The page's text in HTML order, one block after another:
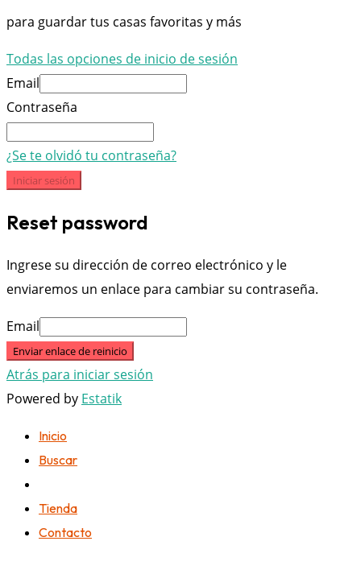
para guardar tus casas favoritas y más
Todas las opciones de inicio de sesión
Email
Contraseña
¿Se te olvidó tu contraseña?
Iniciar sesión
Reset password
Ingrese su dirección de correo electrónico y le
enviaremos un enlace para cambiar su contraseña.
Email
Enviar enlace de reinicio
Atrás para iniciar sesión
Powered by Estatik
Inicio
Buscar
Tienda
Contacto